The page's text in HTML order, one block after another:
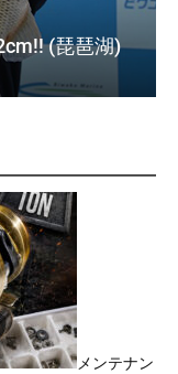
(琵琶湖)
メンテナン